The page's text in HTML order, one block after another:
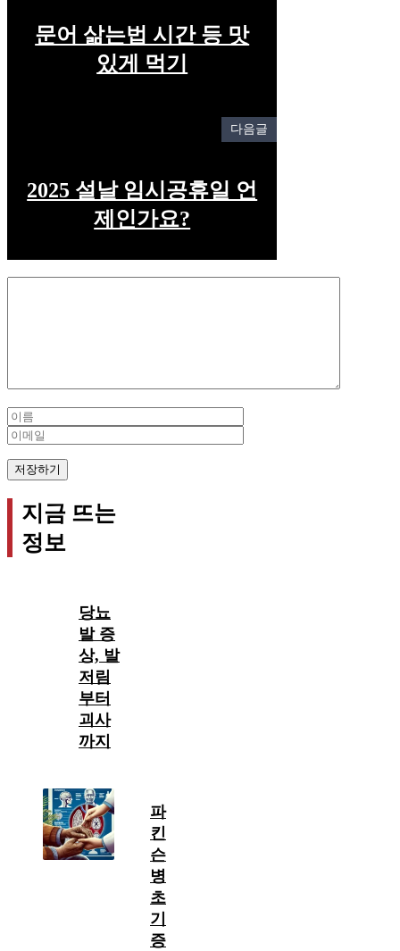
문어 삶는법 시간 등 맛
있게 먹기
다음글
2025 설날 임시공휴일 언
제인가요?
Name
지금 뜨는
정보
당뇨
발 증
상, 발
저림
부터
괴사
까지
파
킨
슨
병
초
기
증